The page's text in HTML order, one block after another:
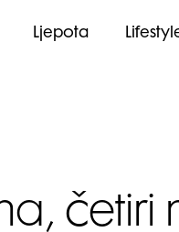
Ljepota
četiri